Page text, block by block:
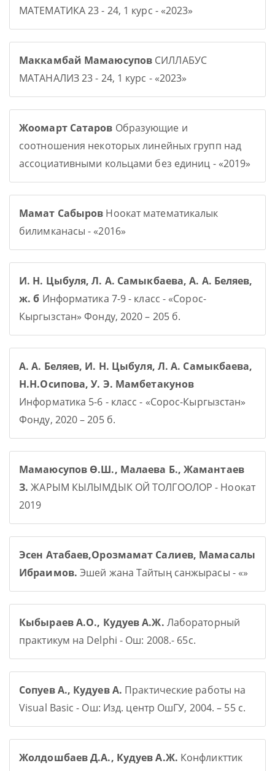
МАТЕМАТИКА 23 - 24, 1 курс - «2023»
Маккамбай Мамаюсупов СИЛЛАБУС
МАТАНАЛИЗ 23 - 24, 1 курс - «2023»
Жоомарт Сатаров Образующие и
соотношения некоторых линейных групп над
ассоциативными кольцами без единиц - «2019»
Мамат Сабыров Ноокат математикалык
билимканасы - «2016»
И. Н. Цыбуля, Л. А. Самыкбаева, А. А. Беляев,
ж. б Информатика 7-9 - класс - «Сорос-
Кыргызстан» Фонду, 2020 – 205 б.
А. А. Беляев, И. Н. Цыбуля, Л. А. Самыкбаева,
Н.Н.Осипова, У. Э. Мамбетакунов
Информатика 5-6 - класс - «Сорос-Кыргызстан»
Фонду, 2020 – 205 б.
Мамаюсупов Ө.Ш., Малаева Б., Жамантаев
З. ЖАРЫМ КЫЛЫМДЫК ОЙ ТОЛГООЛОР - Ноокат
2019
Эсен Атабаев,Орозмамат Салиев, Мамасалы
Ибраимов. Эшей жана Тайтың санжырасы - «»
Кыбыраев А.О., Кудуев А.Ж. Лабораторный
практикум на Delphi - Ош: 2008.- 65с.
Сопуев А., Кудуев А. Практические работы на
Visual Basic - Ош: Изд. центр ОшГУ, 2004. – 55 с.
Жолдошбаев Д.А., Кудуев А.Ж. Конфликттик